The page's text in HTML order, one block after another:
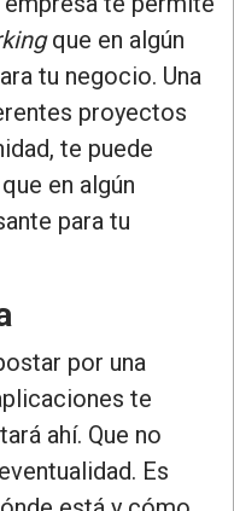
que en algún
tu negocio. Una
proyectos
te puede
en algún
para tu
por una
te
ahí. Que no
Es